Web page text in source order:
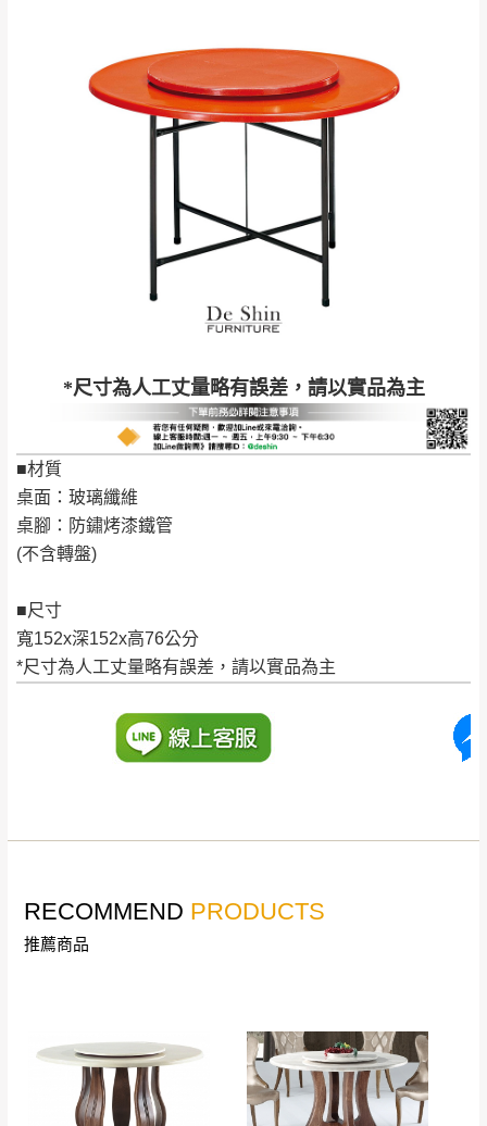
*尺寸為人工丈量略有誤差，請以實品為主
■材質
桌面：玻璃纖維
桌腳：防鏽烤漆鐵管
(不含轉盤)
■尺寸
寬152x深152x高76公分
*尺寸為人工丈量略有誤差，請以實品為主
雙溪、貢寮、烏
來、平溪、九份、
里、新店山區、三
峽山區、石碇、坪
林、福隆、淡水山
基隆
$ 9,000以上：免
$ 9,000以下：
NT$500元
＊A108產品另收運費
基隆山區
苗栗
$ 9,000以下：
配送天數：5~14天
到貨時間：指定送貨日當天以電話聯絡確認
｜周（一）配送部門固定公休無送貨｜
配送範圍：
苗栗至基隆；其它地區暫不開放，如因特殊
地型限制(山區、鄉、鎮、村)、樓梯太小、無
法搬運上樓等因素，導致無法配送，
保有出貨的權利。
保護物流人員的工作安全，賣家無提供吊掛
費用將由買方自行支付。
機當天到貨前皆會再與您通知，讓你不用整
天在家等貨，以節省您的寶貴時間。
由於百貨公司配送較為不易，故暫無法配送
至百貨公司內部。
發票寄送：
完成出貨15個工作天另行寄出，另外約加上2~7個
工作天內送達，如遇國定假日將順延寄送。
若收到不良品，請於到貨日起七日內通知本
公司客服人員，我們將為您更換新品，運費
類產品需為未拆封狀態(請保持商品、附件、
貨。
需自付來回運費及人資成本，請您
訂購前詳加確認。(包含商品尺寸是否合適)。
訂購前請確認商品尺寸，大型物件因為人工
丈量，難免會有些許誤差值(約正負0.5CM)
RECOMMEND PRODUCTS
推薦商品